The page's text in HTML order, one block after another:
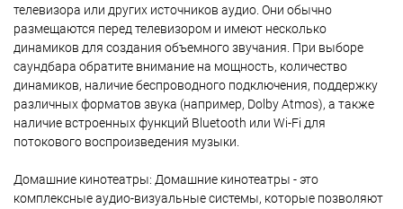
телевизора или других источников аудио. Они обычно
размещаются перед телевизором и имеют несколько
динамиков для создания объемного звучания. При выборе
саундбара обратите внимание на мощность, количество
динамиков, наличие беспроводного подключения, поддержку
различных форматов звука (например, Dolby Atmos), а также
наличие встроенных функций Bluetooth или Wi-Fi для
потокового воспроизведения музыки.
Домашние кинотеатры: Домашние кинотеатры - это
комплексные аудио-визуальные системы, которые позволяют